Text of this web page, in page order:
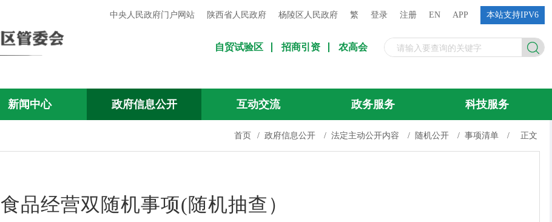
中央人民政府门户网站 陕西省人民政府 杨陵区人民政府 繁 登录 注册 EN APP 本站支持IPV6
自贸试验区 招商引资 农高会
新闻中心 政府信息公开 互动交流 政务服务 科技服务
首页 / 政府信息公开 / 法定主动公开内容 / 随机公开 / 事项清单 / 正文
食品经营双随机事项(随机抽查）